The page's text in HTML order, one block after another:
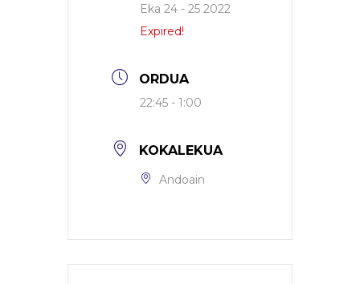
Eka 24 - 25 2022
Expired!
ORDUA
22:45 - 1:00
KOKALEKUA
Andoain